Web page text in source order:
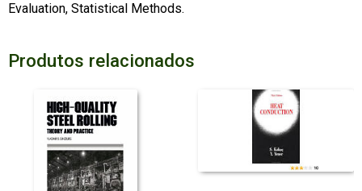
Evaluation, Statistical Methods.
Produtos relacionados